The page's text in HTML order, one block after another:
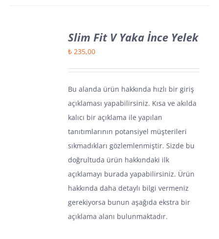
Slim Fit V Yaka İnce Yelek
₺ 235,00
Bu alanda ürün hakkında hızlı bir giriş
açıklaması yapabilirsiniz. Kısa ve akılda
kalıcı bir açıklama ile yapılan
tanıtımlarının potansiyel müşterileri
sıkmadıkları gözlemlenmiştir. Sizde bu
doğrultuda ürün hakkındaki ilk
açıklamayı burada yapabilirsiniz. Ürün
hakkında daha detaylı bilgi vermeniz
gerekiyorsa bunun aşağıda ekstra bir
açıklama alanı bulunmaktadır.